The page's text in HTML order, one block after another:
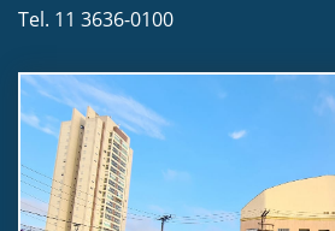
Tel. 11 3636-0100